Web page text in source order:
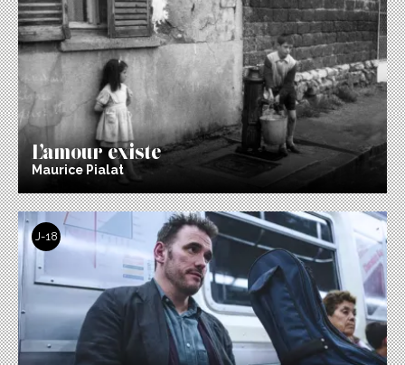
L’amour existe
Maurice Pialat
J-18